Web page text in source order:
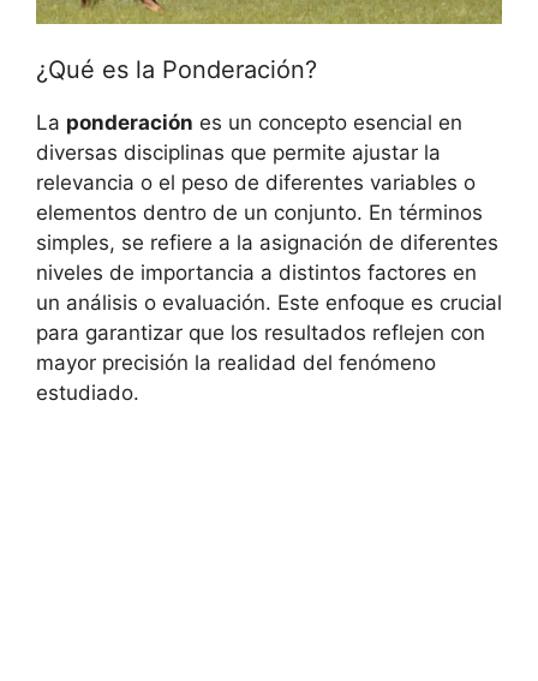
¿Qué es la Ponderación?
La ponderación es un concepto esencial en
diversas disciplinas que permite ajustar la
relevancia o el peso de diferentes variables o
elementos dentro de un conjunto. En términos
simples, se refiere a la asignación de diferentes
niveles de importancia a distintos factores en
un análisis o evaluación. Este enfoque es crucial
para garantizar que los resultados reflejen con
mayor precisión la realidad del fenómeno
estudiado.